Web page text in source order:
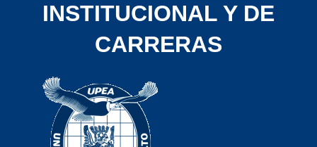
INSTITUCIONAL Y DE
CARRERAS